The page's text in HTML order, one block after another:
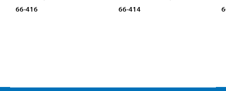
66-416 66-414